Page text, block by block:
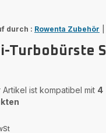
durch : Rowenta Zubehör
Turbobürste
Artikel ist kompatibel mit 4